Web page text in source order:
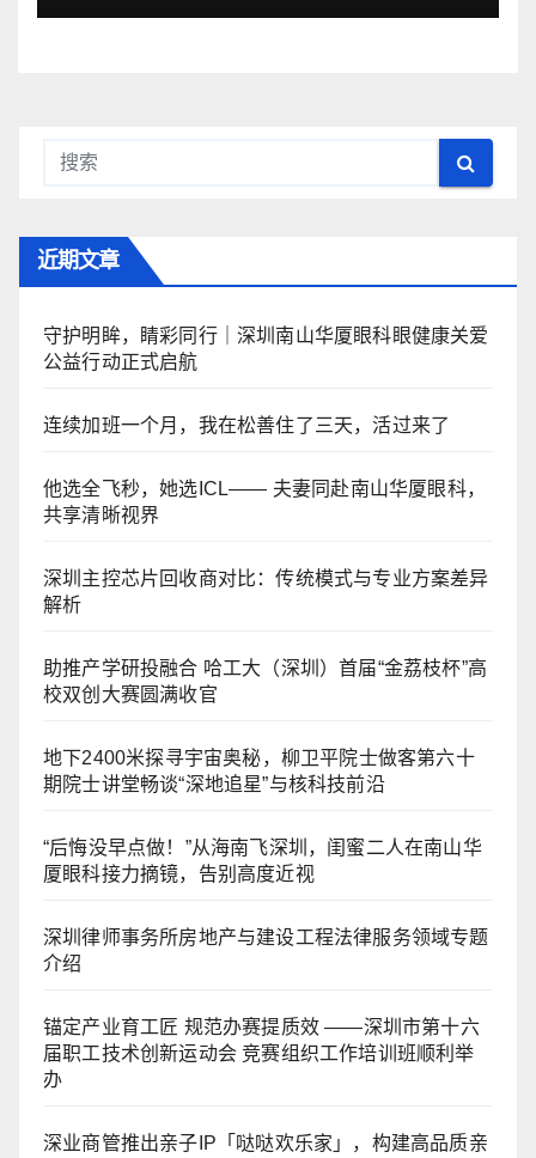
近期文章
守护明眸，睛彩同行｜深圳南山华厦眼科眼健康关爱
公益行动正式启航
连续加班一个月，我在松善住了三天，活过来了
他选全飞秒，她选ICL—— 夫妻同赴南山华厦眼科，
共享清晰视界
深圳主控芯片回收商对比：传统模式与专业方案差异
解析
助推产学研投融合 哈工大（深圳）首届“金荔枝杯”高
校双创大赛圆满收官
地下2400米探寻宇宙奥秘，柳卫平院士做客第六十
期院士讲堂畅谈“深地追星”与核科技前沿
“后悔没早点做！”从海南飞深圳，闺蜜二人在南山华
厦眼科接力摘镜，告别高度近视
深圳律师事务所房地产与建设工程法律服务领域专题
介绍
锚定产业育工匠 规范办赛提质效 ——深圳市第十六
届职工技术创新运动会 竞赛组织工作培训班顺利举
办
深业商管推出亲子IP「哒哒欢乐家」，构建高品质亲